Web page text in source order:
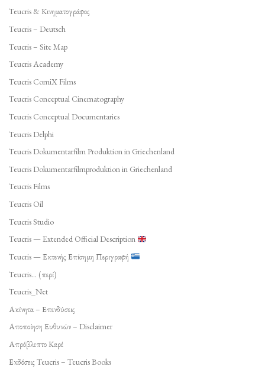
Teucris & Κινηματογράφος
Teucris – Deutsch
Teucris – Site Map
Teucris Academy
Teucris ComiX Films
Teucris Conceptual Cinematography
Teucris Conceptual Documentaries
Teucris Delphi
Teucris Dokumentarfilm Produktion in Griechenland
Teucris Dokumentarfilmproduktion in Griechenland
Teucris Films
Teucris Oil
Teucris Studio
Teucris — Extended Official Description
Teucris — Εκτενής Επίσημη Περιγραφή
Teucris… (περί)
Teucris_Net
Ακίνητα – Επενδύσεις
Αποποίηση Ευθυνών – Disclaimer
Απρόβλεπτο Καρέ
Εκδόσεις Teucris – Teucris Books